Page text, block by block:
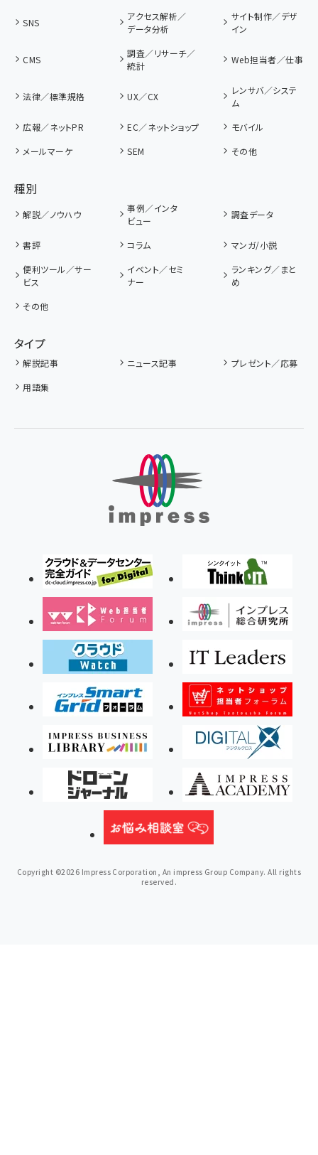
SNS
アクセス解析／
データ分析
サイト制作／デザ
イン
CMS
調査／リサーチ／
統計
Web担当者／仕事
法律／標準規格 UX／CX
レンサバ／システ
ム
広報／ネットPR
EC／ネットショップ
モバイル
メールマーケ
SEM その他
種別
解説／ノウハウ
事例／インタ
ビュー
調査データ
書評 コラム
マンガ/小説
便利ツール／サー
ビス
イベント／セミ
ナー
ランキング／まと
め
その他
タイプ
解説記事 ニュース記事
プレゼント／応募
用語集
Copyright ©2026 Impress Corporation, An impress Group Company. All rights
reserved.